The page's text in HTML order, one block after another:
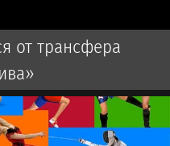
от трансфера